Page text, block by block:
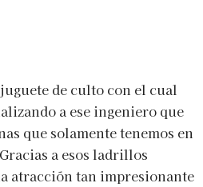
de culto con el cual
a ese ingeniero que
que solamente tenemos en
a esos ladrillos
atracción tan impresionante